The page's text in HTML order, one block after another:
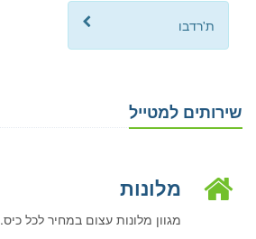
ת'רדבו
שירותים למטייל
מלונות
מגוון מלונות עצום במחיר לכל כיס.